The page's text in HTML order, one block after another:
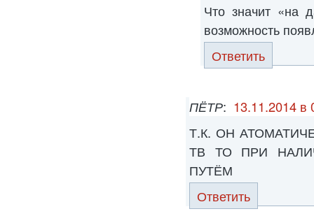
Что значит «на
возможность
Ответить
ПЁТР: 13.11.2014 в
Т.К. ОН
ТВ ТО ПРИ
ПУТЁМ
Ответить